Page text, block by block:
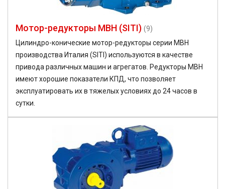
Мотор-редукторы MBH (SITI) (9)
Цилиндро-конические мотор-редукторы серии MBH
производства Италия (SITI) используются в качестве
привода различных машин и агрегатов. Редукторы MBH
имеют хорошие показатели КПД, что позволяет
эксплуатировать их в тяжелых условиях до 24 часов в
сутки.